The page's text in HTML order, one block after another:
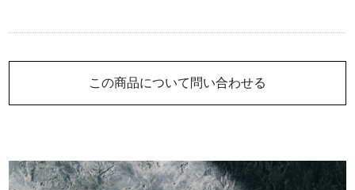
この商品について問い合わせる